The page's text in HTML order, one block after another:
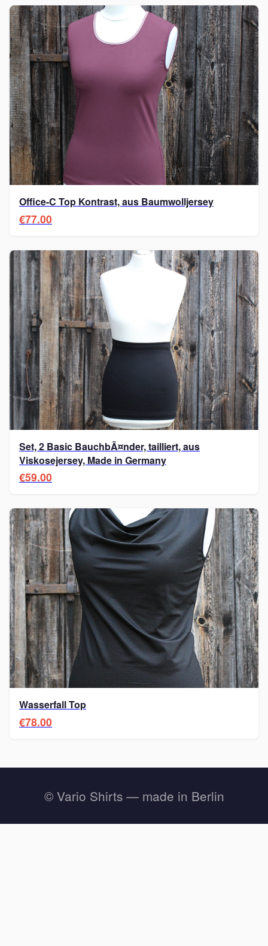
Office-C Top Kontrast, aus Baumwolljersey
€77.00
Set, 2 Basic BauchbÃ¤nder, tailliert, aus
Viskosejersey, Made in Germany
€59.00
Wasserfall Top
€78.00
© Vario Shirts — made in Berlin